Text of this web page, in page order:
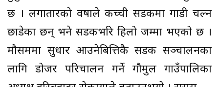
छ । लगातारको वर्षाले कच्ची सडकमा गाडी चल्न
छाडेका छन् भने सडकभरि हिलो जम्मा भएको छ ।
मौसममा सुधार आउनेबित्तिकै सडक सञ्चालनका
लागि डोजर परिचालन गर्ने गौमुल गाउँपालिका